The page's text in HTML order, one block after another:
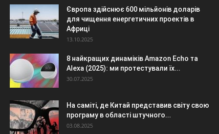
Європа здійснює 600 мільйонів доларів
для чищення енергетичних проектів в
Африці
13.10.2025
8 найкращих динаміків Amazon Echo та
Alexa (2025): ми протестували їх...
30.07.2025
На саміті, де Китай представив світу свою
програму в області штучного...
03.08.2025